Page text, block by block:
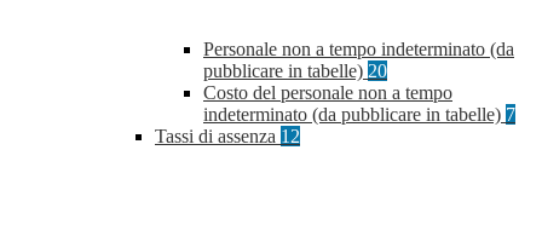
Personale non a tempo indeterminato (da
pubblicare in tabelle) 20
Costo del personale non a tempo
indeterminato (da pubblicare in tabelle) 7
Tassi di assenza 12